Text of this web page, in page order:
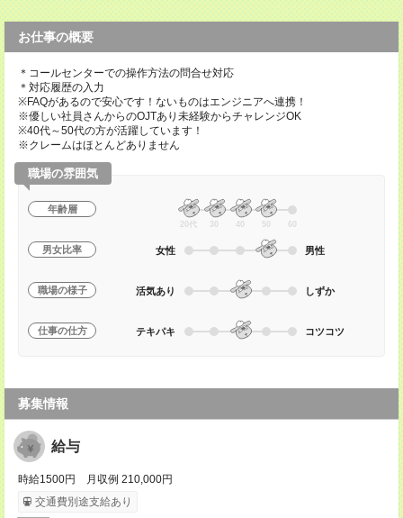
お仕事の概要
＊コールセンターでの操作方法の問合せ対応
＊対応履歴の入力
※FAQがあるので安心です！ないものはエンジニアへ連携！
※優しい社員さんからのOJTあり未経験からチャレンジOK
※40代～50代の方が活躍しています！
※クレームはほとんどありません
職場の雰囲気
年齢層
20代 30 40 50 60
男女比率 女性 男性
職場の様子 活気あり しずか
仕事の仕方 テキパキ コツコツ
募集情報
給与
時給1500円 月収例 210,000円
交通費別途支給あり